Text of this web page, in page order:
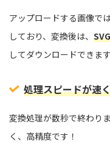
アップロードする画像では
しており、変換後は、
してダウンロードできます
処理スピードが速
変換処理が数秒で終わり
く、高精度です！